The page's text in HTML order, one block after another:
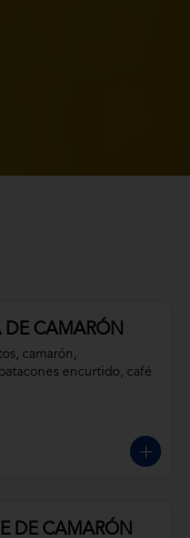
DE CAMARÓN
camarón,
encurtido, café
DE CAMARÓN